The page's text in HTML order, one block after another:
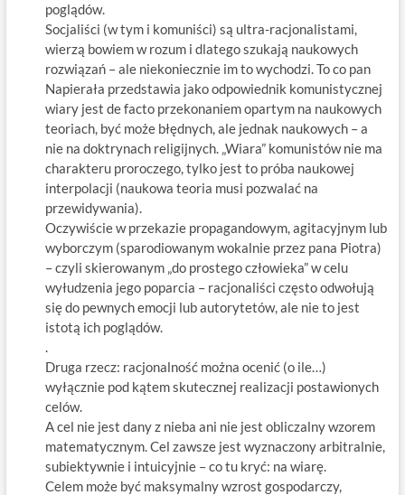
poglądów.
Socjaliści (w tym i komuniści) są ultra-racjonalistami,
wierzą bowiem w rozum i dlatego szukają naukowych
rozwiązań – ale niekoniecznie im to wychodzi. To co pan
Napierała przedstawia jako odpowiednik komunistycznej
wiary jest de facto przekonaniem opartym na naukowych
teoriach, być może błędnych, ale jednak naukowych – a
nie na doktrynach religijnych. „Wiara” komunistów nie ma
charakteru proroczego, tylko jest to próba naukowej
interpolacji (naukowa teoria musi pozwalać na
przewidywania).
Oczywiście w przekazie propagandowym, agitacyjnym lub
wyborczym (sparodiowanym wokalnie przez pana Piotra)
– czyli skierowanym „do prostego człowieka” w celu
wyłudzenia jego poparcia – racjonaliści często odwołują
się do pewnych emocji lub autorytetów, ale nie to jest
istotą ich poglądów.
.
Druga rzecz: racjonalność można ocenić (o ile…)
wyłącznie pod kątem skutecznej realizacji postawionych
celów.
A cel nie jest dany z nieba ani nie jest obliczalny wzorem
matematycznym. Cel zawsze jest wyznaczony arbitralnie,
subiektywnie i intuicyjnie – co tu kryć: na wiarę.
Celem może być maksymalny wzrost gospodarczy,